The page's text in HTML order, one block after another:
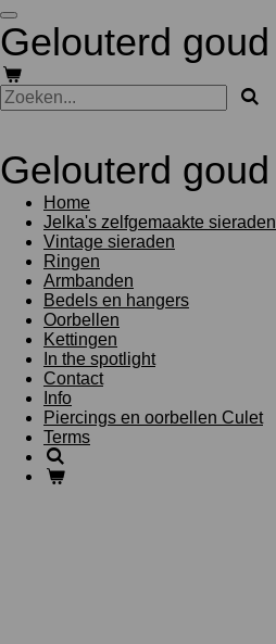
Ga
direct
naar
de
hoofdinhoud
Gelouterd goud
Gelouterd goud
Home
Jelka's zelfgemaakte sieraden
Vintage sieraden
Ringen
Armbanden
Bedels en hangers
Oorbellen
Kettingen
In the spotlight
Contact
Info
Piercings en oorbellen Culet
Terms